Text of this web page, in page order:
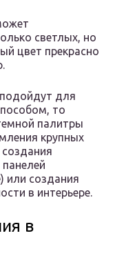
светлых, но
цвет прекрасно
подойдут для
то
палитры
крупных
или создания
в интерьере.
в